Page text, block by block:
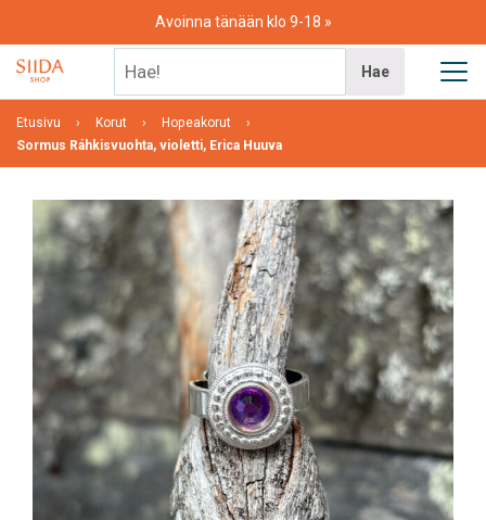
content
Avoinna tänään klo 9-18
Hae
Etusivu Korut
Hopeakorut
Sormus Ráhkisvuohta, violetti, Erica Huuva